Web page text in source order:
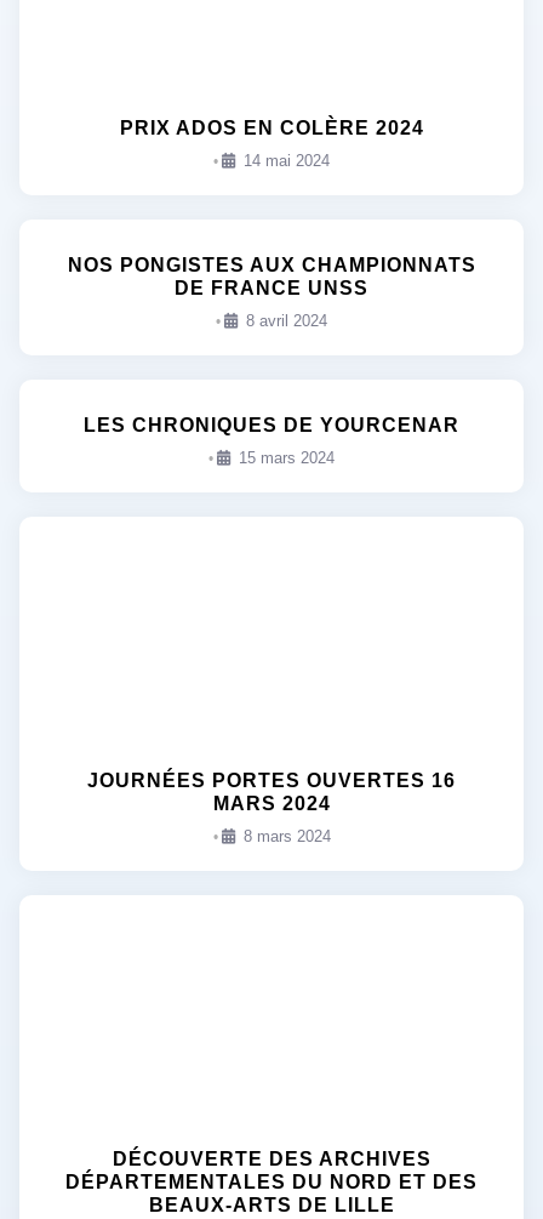
PRIX ADOS EN COLÈRE 2024
• 14 mai 2024
NOS PONGISTES AUX CHAMPIONNATS
DE FRANCE UNSS
• 8 avril 2024
LES CHRONIQUES DE YOURCENAR
• 15 mars 2024
JOURNÉES PORTES OUVERTES 16
MARS 2024
• 8 mars 2024
DÉCOUVERTE DES ARCHIVES
DÉPARTEMENTALES DU NORD ET DES
BEAUX-ARTS DE LILLE